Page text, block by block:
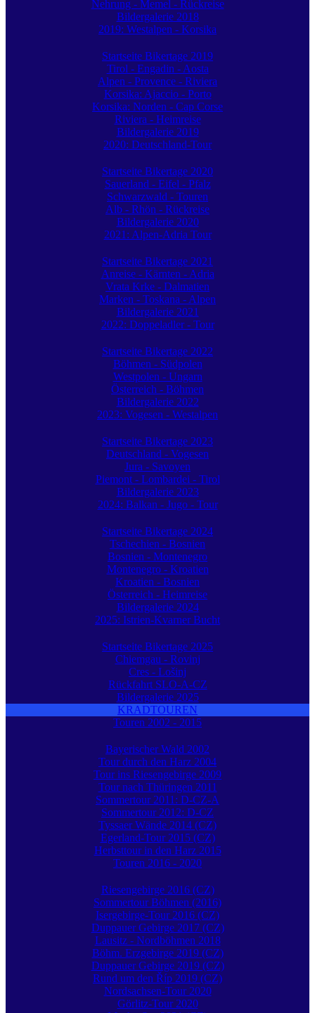
Nehrung - Memel - Rückreise
Bildergalerie 2018
2019: Westalpen - Korsika
Startseite Bikertage 2019
Tirol - Engadin - Aosta
Alpen - Provence - Riviera
Korsika: Ajaccio - Porto
Korsika: Norden - Cap Corse
Riviera - Heimreise
Bildergalerie 2019
2020: Deutschland-Tour
Startseite Bikertage 2020
Sauerland - Eifel - Pfalz
Schwarzwald - Touren
Alb - Rhön - Rückreise
Bildergalerie 2020
2021: Alpen-Adria Tour
Startseite Bikertage 2021
Anreise - Kärnten - Adria
Vrata Krke - Dalmatien
Marken - Toskana - Alpen
Bildergalerie 2021
2022: Doppeladler - Tour
Startseite Bikertage 2022
Böhmen - Südpolen
Westpolen - Ungarn
Österreich - Böhmen
Bildergalerie 2022
2023: Vogesen - Westalpen
Startseite Bikertage 2023
Deutschland - Vogesen
Jura - Savoyen
Piemont - Lombardei - Tirol
Bildergalerie 2023
2024: Balkan - Jugo - Tour
Startseite Bikertage 2024
Tschechien - Bosnien
Bosnien - Montenegro
Montenegro - Kroatien
Kroatien - Bosnien
Österreich - Heimreise
Bildergalerie 2024
2025: Istrien-Kvarner Bucht
Startseite Bikertage 2025
Chiemgau - Rovinj
Cres - Lošinj
Rückfahrt SLO-A-CZ
Bildergalerie 2025
KRADTOUREN
Touren 2002 - 2015
Bayerischer Wald 2002
Tour durch den Harz 2004
Tour ins Riesengebirge 2009
Tour nach Thüringen 2011
Sommertour 2011: D-CZ-A
Sommertour 2012: D-CZ
Tyssaer Wände 2014 (CZ)
Egerland-Tour 2015 (CZ)
Herbsttour in den Harz 2015
Touren 2016 - 2020
Riesengebirge 2016 (CZ)
Sommertour Böhmen (2016)
Isergebirge-Tour 2016 (CZ)
Duppauer Gebirge 2017 (CZ)
Lausitz - Nordböhmen 2018
Böhm. Erzgebirge 2019 (CZ)
Duppauer Gebirge 2019 (CZ)
Rund um den Říp 2019 (CZ)
Nordsachsen-Tour 2020
Görlitz-Tour 2020